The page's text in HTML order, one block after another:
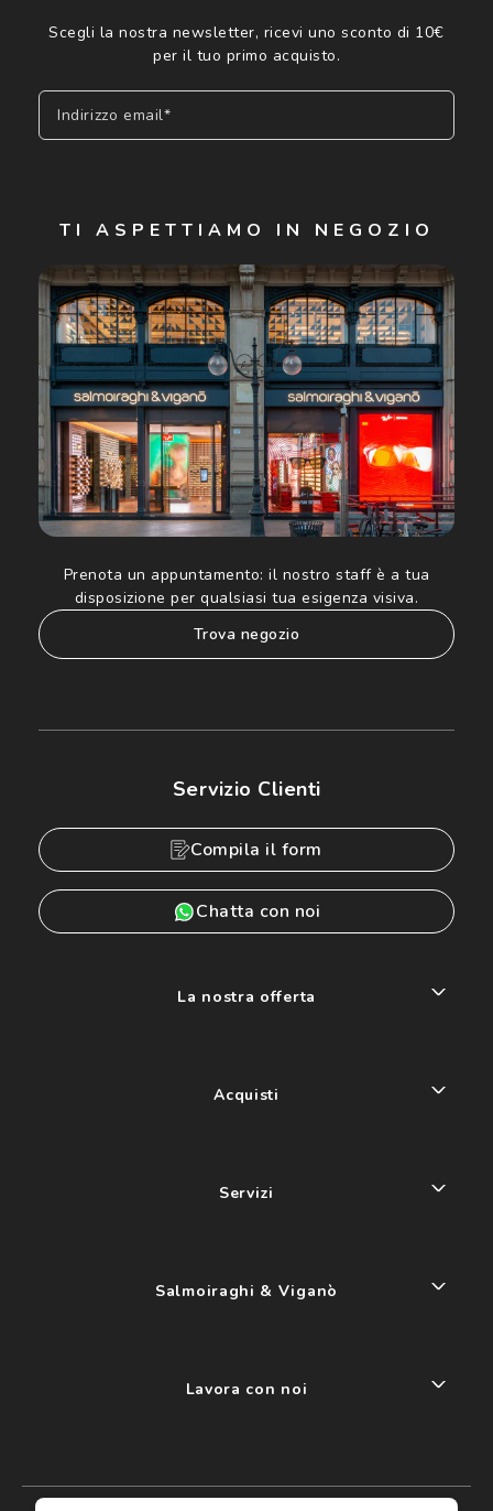
Scegli la nostra newsletter, ricevi uno sconto di 10€
per il tuo primo acquisto.
Indirizzo email*
Cliccando su "Iscriviti", confermo di avere più di 16 anni e
acconsento all'utilizzo dei miei Dati Personali da parte di
Luxottica Group S.p.A. per l'invio di offerte speciali, novità
ed altre comunicazioni di carattere pubblicitario (consultare
Informativa sulla privacyper ulteriori informazioni).
TI ASPETTIAMO IN NEGOZIO
Prenota un appuntamento: il nostro staff è a tua
disposizione per qualsiasi tua esigenza visiva.
trova negozio
Servizio Clienti
Compila il form
Chatta con noi
La nostra offerta
Acquisti
Servizi
Salmoiraghi & Viganò
Lavora con noi